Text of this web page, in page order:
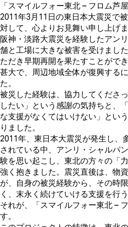
「スマイルフォー東北 – フロム芦
2011年3月11日の東日本大震災で
対して、心よりお見舞い申し上げま
阪神・淡路大震災を経験したアン
舗と工場に大きな被害を受けまし
ただき早期再開を果たすことがで
甚大で、周辺地域全体が復興する
た。
被災した経験は、協力してくださ
したい」という感謝の気持ちと、
な支援がなくてはいけない」とい
りました。
2011年、東日本大震災が発生し、
されている中、アンリ・シャルパ
験を思い起こし、東北の方々の「
強く抱きました。震災直後は、物
が、自身の被災経験から、その時
く、末永く続けていける支援を行
それが、「スマイルフォー東北 –
す。